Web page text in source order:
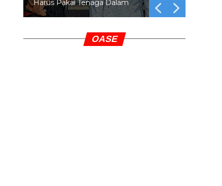
Harus Pakai Tenaga Dalam
OASE